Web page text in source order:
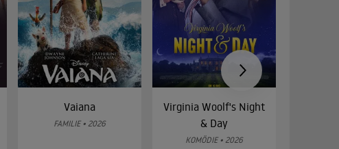
Vaiana
FAMILIE • 2026
Virginia Woolf's Night
& Day
KOMÖDIE • 2026